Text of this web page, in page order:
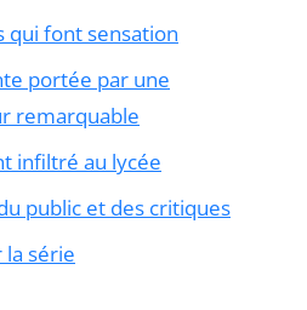
qui font sensation
portée par une
remarquable
infiltré au lycée
public et des critiques
la série